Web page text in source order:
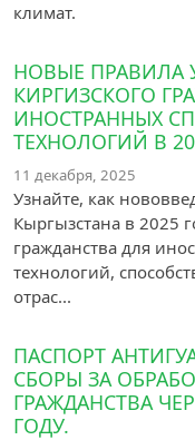
климат.
НОВЫЕ
КИРГИЗСКОГО
ИНОСТРАННЫХ
ТЕХНОЛОГИЙ В
11 декабря, 2025
Узнайте, как
Кыргызстана в 2025
гражданства для
технологий,
отрас...
ПАСПОРТ
СБОРЫ ЗА
ГРАЖДАНСТВА
ГОДУ.